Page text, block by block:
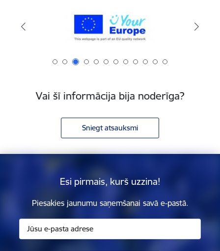
Vai šī informācija bija noderīga?
Sniegt atsauksmi
Esi pirmais, kurš uzzina!
Piesakies jaunumu saņemšanai savā e-pastā.